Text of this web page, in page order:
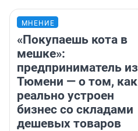
МНЕНИЕ
«Покупаешь кота в
мешке»:
предприниматель из
Тюмени — о том, как
реально устроен
бизнес со складами
дешевых товаров